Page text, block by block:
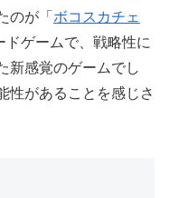
のが「 ボコスカチェ
ドゲームで、戦略性に
新感覚のゲームでし
性があることを感じさ